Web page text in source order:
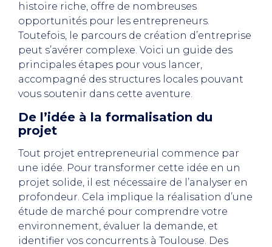
histoire riche, offre de nombreuses
opportunités pour les entrepreneurs.
Toutefois, le parcours de création d’entreprise
peut s’avérer complexe. Voici un guide des
principales étapes pour vous lancer,
accompagné des structures locales pouvant
vous soutenir dans cette aventure.
De l’idée à la formalisation du
projet
Tout projet entrepreneurial commence par
une idée. Pour transformer cette idée en un
projet solide, il est nécessaire de l’analyser en
profondeur. Cela implique la réalisation d’une
étude de marché pour comprendre votre
environnement, évaluer la demande, et
identifier vos concurrents à Toulouse. Des